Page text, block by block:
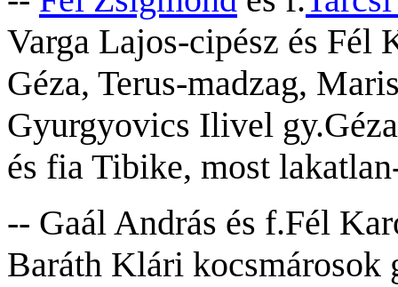
Varga Lajos-cipész és Fél
Géza, Terus-madzag,
Gyurgyovics Ilivel
és fia Tibike, most lakatlan
-- Gaál András és f.Fél
Baráth Klári kocsmárosok